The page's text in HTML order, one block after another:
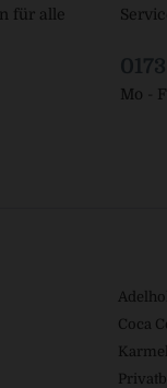
für alle
Mo -
Coca